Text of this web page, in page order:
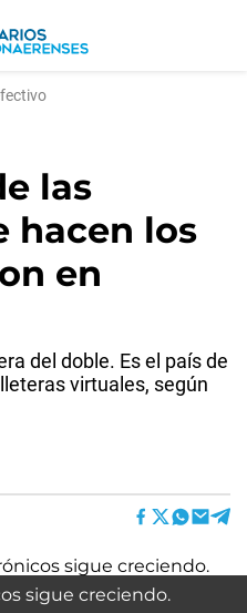
las
hacen los
en
del doble. Es el país de
virtuales, según
sigue creciendo.